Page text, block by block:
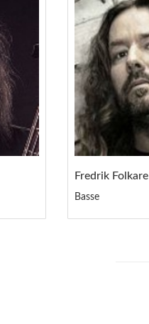
Fredrik Folkare
Basse